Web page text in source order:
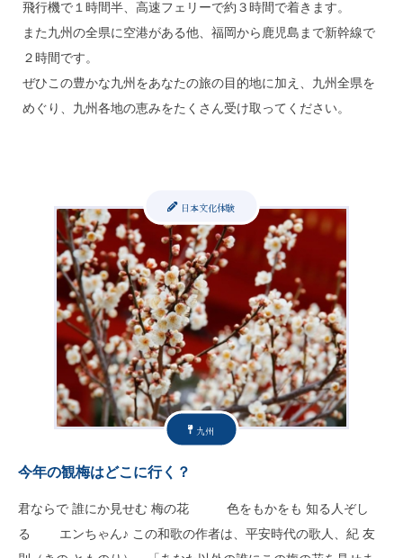
飛行機で１時間半、高速フェリーで約３時間で着きます。
また九州の全県に空港がある他、福岡から鹿児島まで新幹線で
２時間です。
ぜひこの豊かな九州をあなたの旅の目的地に加え、九州全県を
めぐり、九州各地の恵みをたくさん受け取ってください。
九州
日本文化体験
今年の観梅はどこに行く？
君ならで 誰にか見せむ 梅の花 色をもかをも 知る人ぞし
る エンちゃん♪ この和歌の作者は、平安時代の歌人、紀 友